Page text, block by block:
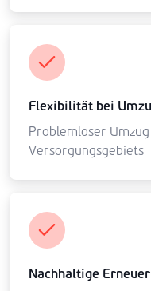
Flexibilität bei
Problemloser
Versorgungsgebiets
Nachhaltige